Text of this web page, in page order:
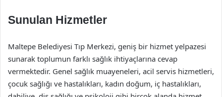
Sunulan Hizmetler
Maltepe Belediyesi Tıp Merkezi, geniş bir hizmet yelpazesi
sunarak toplumun farklı sağlık ihtiyaçlarına cevap
vermektedir. Genel sağlık muayeneleri, acil servis hizmetleri,
çocuk sağlığı ve hastalıkları, kadın doğum, iç hastalıkları,